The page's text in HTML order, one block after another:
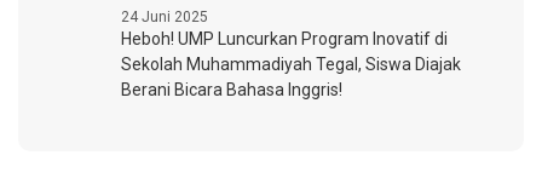
24 Juni 2025
Heboh! UMP Luncurkan Program Inovatif di
Sekolah Muhammadiyah Tegal, Siswa Diajak
Berani Bicara Bahasa Inggris!